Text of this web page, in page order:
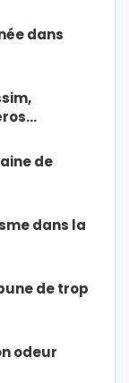
dans
de
dans la
de trop
odeur